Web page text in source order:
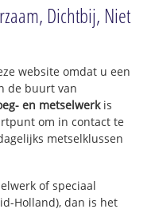
Dichtbij, Niet
website omdat u een
de buurt van
en metselwerkis
om in contact te
metselklussen
of speciaal
Holland), dan is het